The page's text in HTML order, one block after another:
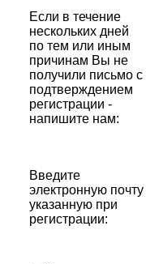
Если в течение
нескольких дней
по тем или иным
причинам Вы не
получили письмо с
подтверждением
регистрации -
напишите нам:
Введите
электронную почту
указанную при
регистрации: